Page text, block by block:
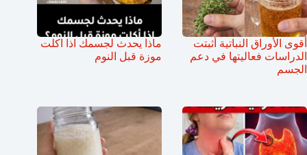
أقوى الأوراق النباتية أثبتت
الدراسات فعاليتها في دعم
الجسم
ماذا يحدث لجسمك اذا اكلت
موزة قبل النوم